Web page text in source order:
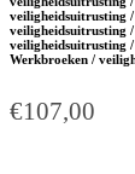
veiligheidsuitrusting
veiligheidsuitrusting
veiligheidsuitrusting /
Werkbroeken /
€107,00